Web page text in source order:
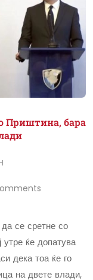
Приштина, бара
се сретне со
утре ќе допатува
дека тоа ќе го
на двете влади,